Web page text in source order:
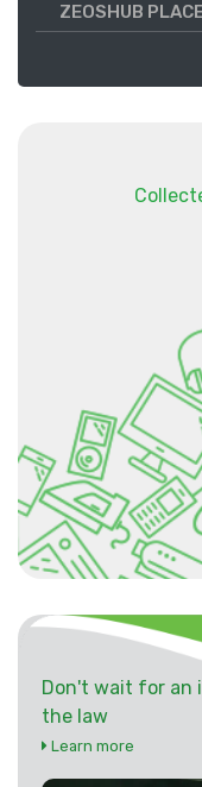
ZEOSHUB
Don't wait for an
the law
Learn more